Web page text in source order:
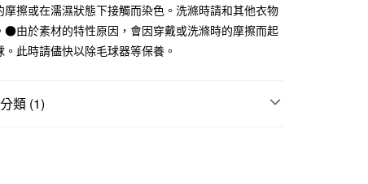
，滿NT$1,000(含以上)免運費
貨
款
貨
摩擦或在濡濕狀態下接觸而染色。洗滌時請和其他衣物
●由於素材的特性原因，會因穿戴或洗滌時的摩擦而起
。此時請儘快以除毛球器等保養。
類 (1)